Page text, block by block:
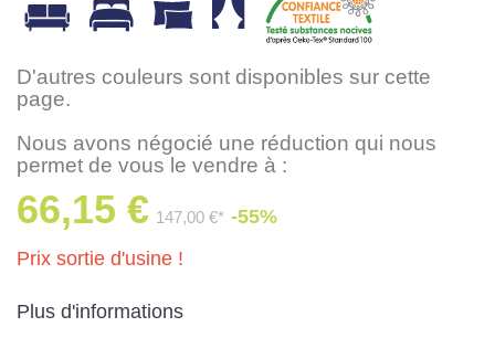
D'autres couleurs sont disponibles sur cette
page.
Nous avons négocié une réduction qui nous
permet de vous le vendre à :
66,15 € 147,00 €* -55%
Prix sortie d'usine !
Plus d'informations